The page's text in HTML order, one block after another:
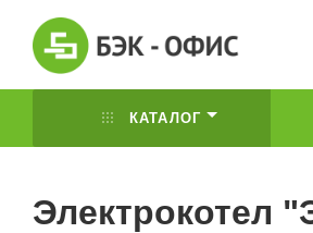
КАТАЛОГ
Электрокотел